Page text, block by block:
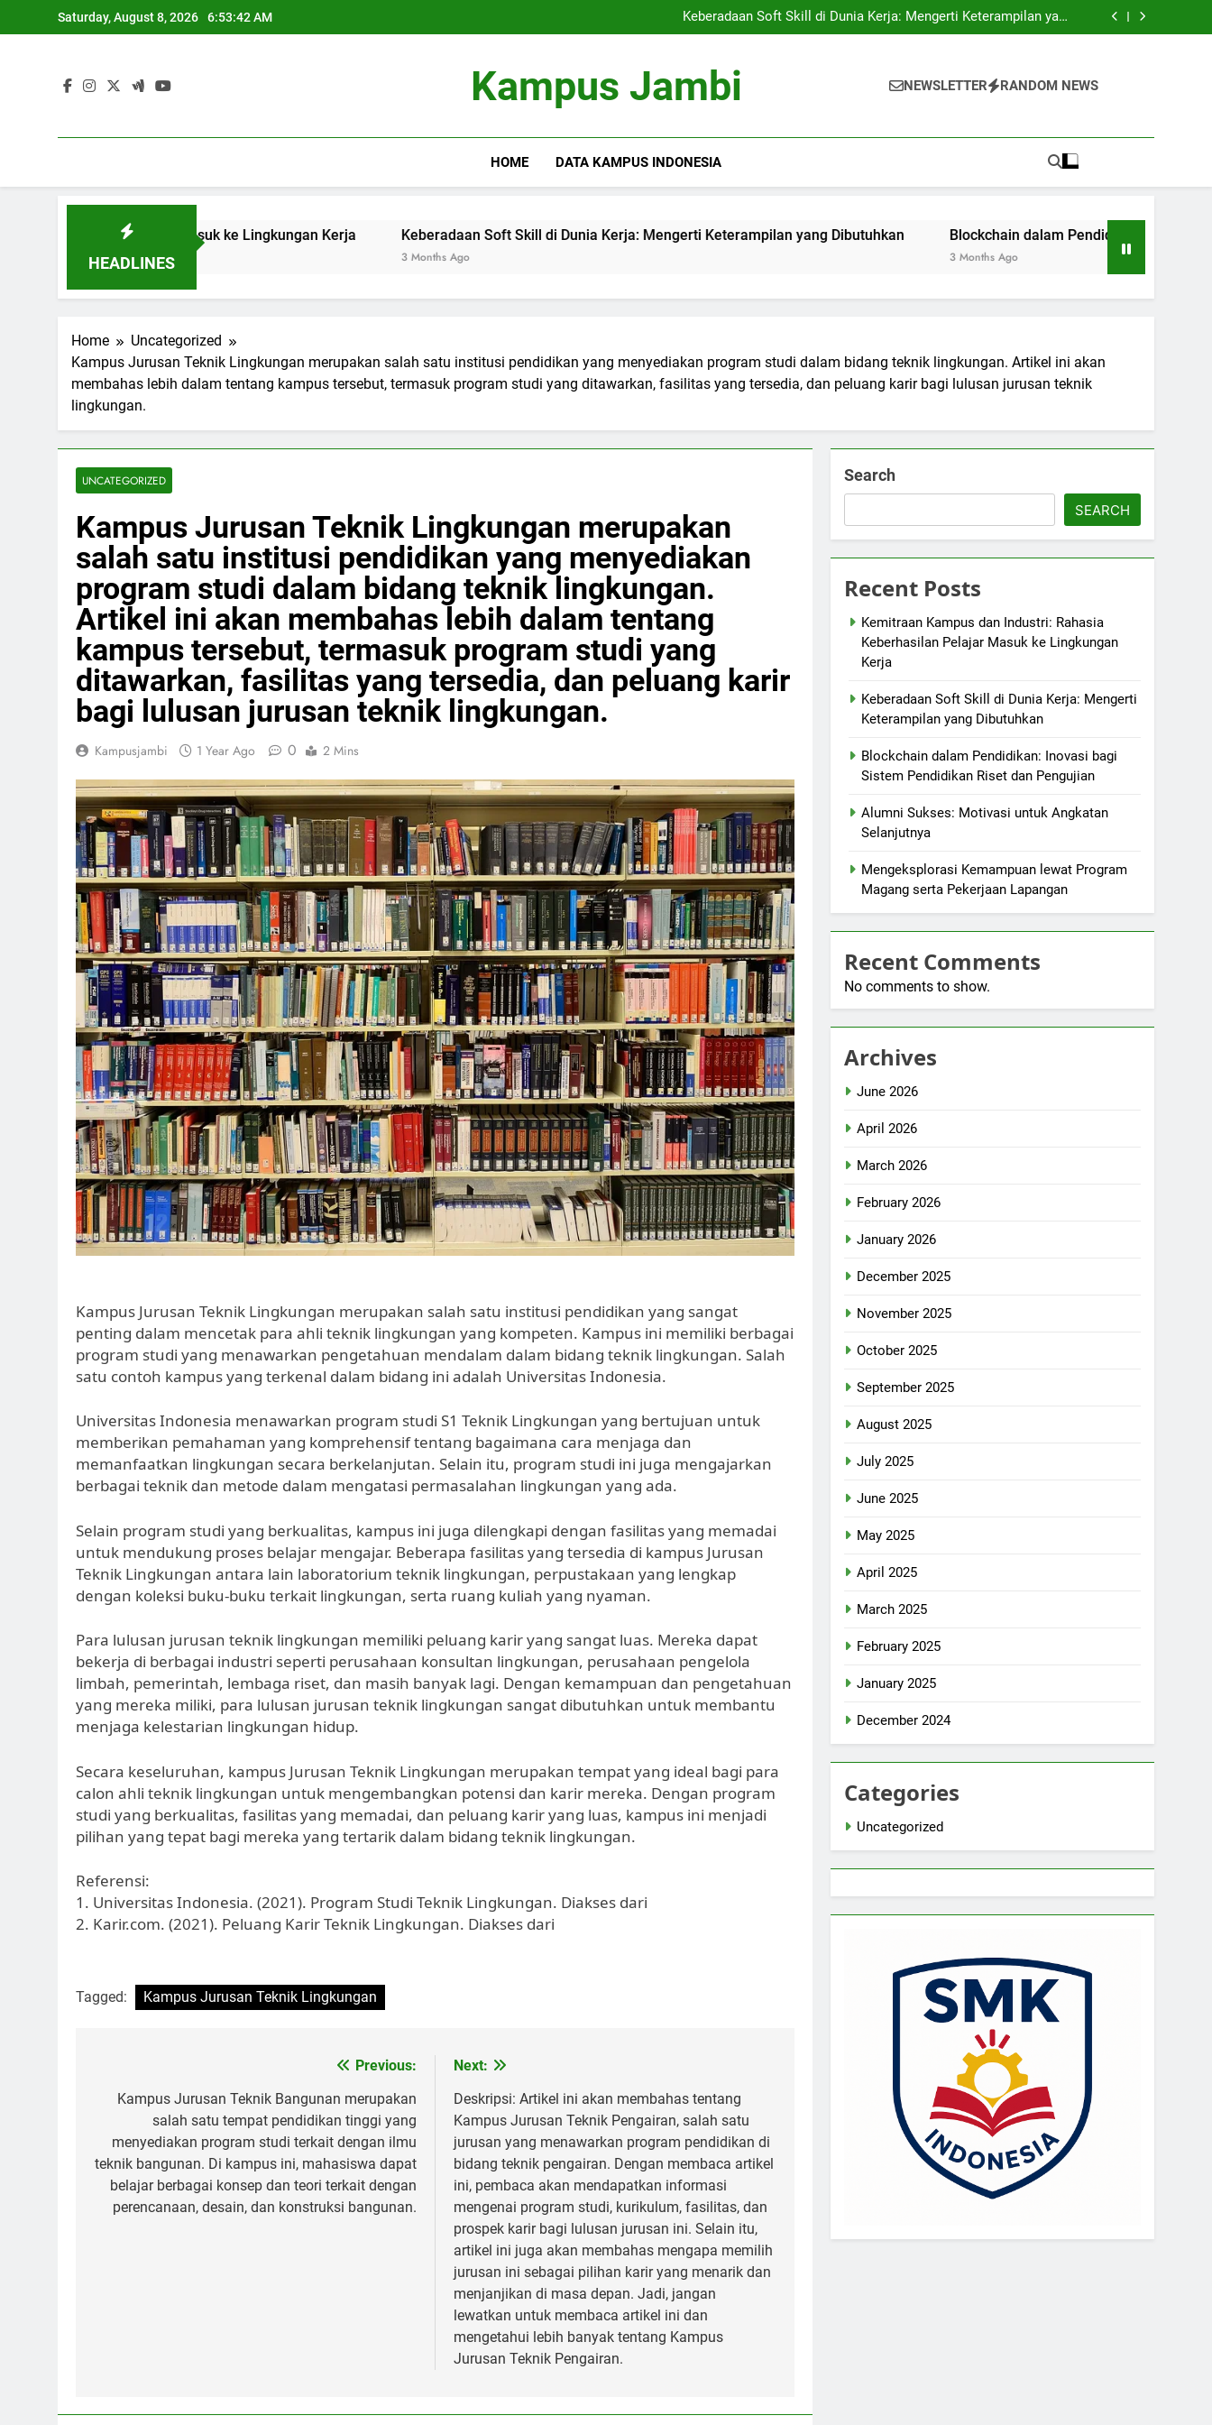
to
Saturday, August 8, 2026 6:53:43 AM
Lingkungan Kerja
Keberadaan Soft Skill di Dunia Kerja: Mengerti Keterampilan yang
Dibutuhkan
Blockchain dalam Pendidikan: Inovasi bagi Sistem Pendidikan Riset dan
Lingkungan Kerja
Keberadaan Soft Skill di Dunia Kerja: Mengerti Keterampilan yang
Blockchain dalam Pendidikan: Inovasi bagi Sistem Pendidikan Riset dan
Kampus Jambi NEWSLETTER RANDOM NEWS
HOME DATA KAMPUS INDONESIA
HEADLINES
Pelajar Masuk ke Lingkungan Kerja Keberadaan Soft Skill di Dunia Kerja: Mengerti Keterampilan yang Dibutuhkan Blockchain dalam Pendidikan: Inovasi bagi Sistem
Home
Uncategorized
Kampus Jurusan Teknik Lingkungan merupakan salah satu institusi pendidikan yang menyediakan program studi dalam bidang teknik lingkungan. Artikel ini akan
membahas lebih dalam tentang kampus tersebut, termasuk program studi yang ditawarkan, fasilitas yang tersedia, dan peluang karir bagi lulusan jurusan teknik
lingkungan.
UNCATEGORIZED
Kampus Jurusan Teknik Lingkungan merupakan
salah satu institusi pendidikan yang menyediakan
program studi dalam bidang teknik lingkungan.
Artikel ini akan membahas lebih dalam tentang
kampus tersebut, termasuk program studi yang
ditawarkan, fasilitas yang tersedia, dan peluang karir
bagi lulusan jurusan teknik lingkungan.
Kampusjambi 1 Year Ago 0 2 Mins
Kampus Jurusan Teknik Lingkungan merupakan salah satu institusi pendidikan yang sangat
penting dalam mencetak para ahli teknik lingkungan yang kompeten. Kampus ini memiliki berbagai
program studi yang menawarkan pengetahuan mendalam dalam bidang teknik lingkungan. Salah
satu contoh kampus yang terkenal dalam bidang ini adalah Universitas Indonesia.
Universitas Indonesia menawarkan program studi S1 Teknik Lingkungan yang bertujuan untuk
memberikan pemahaman yang komprehensif tentang bagaimana cara menjaga dan
memanfaatkan lingkungan secara berkelanjutan. Selain itu, program studi ini juga mengajarkan
berbagai teknik dan metode dalam mengatasi permasalahan lingkungan yang ada.
Selain program studi yang berkualitas, kampus ini juga dilengkapi dengan fasilitas yang memadai
untuk mendukung proses belajar mengajar. Beberapa fasilitas yang tersedia di kampus Jurusan
Teknik Lingkungan antara lain laboratorium teknik lingkungan, perpustakaan yang lengkap
dengan koleksi buku-buku terkait lingkungan, serta ruang kuliah yang nyaman.
Para lulusan jurusan teknik lingkungan memiliki peluang karir yang sangat luas. Mereka dapat
bekerja di berbagai industri seperti perusahaan konsultan lingkungan, perusahaan pengelola
limbah, pemerintah, lembaga riset, dan masih banyak lagi. Dengan kemampuan dan pengetahuan
yang mereka miliki, para lulusan jurusan teknik lingkungan sangat dibutuhkan untuk membantu
menjaga kelestarian lingkungan hidup.
Secara keseluruhan, kampus Jurusan Teknik Lingkungan merupakan tempat yang ideal bagi para
calon ahli teknik lingkungan untuk mengembangkan potensi dan karir mereka. Dengan program
studi yang berkualitas, fasilitas yang memadai, dan peluang karir yang luas, kampus ini menjadi
pilihan yang tepat bagi mereka yang tertarik dalam bidang teknik lingkungan.
Referensi:
1. Universitas Indonesia. (2021). Program Studi Teknik Lingkungan. Diakses dari
2. Karir.com. (2021). Peluang Karir Teknik Lingkungan. Diakses dari
Tagged: Kampus Jurusan Teknik Lingkungan
navigation
Previous:
Kampus Jurusan Teknik Bangunan merupakan
salah satu tempat pendidikan tinggi yang
menyediakan program studi terkait dengan ilmu
teknik bangunan. Di kampus ini, mahasiswa dapat
belajar berbagai konsep dan teori terkait dengan
perencanaan, desain, dan konstruksi bangunan.
Next:
Deskripsi: Artikel ini akan membahas tentang
Kampus Jurusan Teknik Pengairan, salah satu
jurusan yang menawarkan program pendidikan di
bidang teknik pengairan. Dengan membaca artikel
ini, pembaca akan mendapatkan informasi
mengenai program studi, kurikulum, fasilitas, dan
prospek karir bagi lulusan jurusan ini. Selain itu,
artikel ini juga akan membahas mengapa memilih
jurusan ini sebagai pilihan karir yang menarik dan
menjanjikan di masa depan. Jadi, jangan
lewatkan untuk membaca artikel ini dan
mengetahui lebih banyak tentang Kampus
Jurusan Teknik Pengairan.
Search
SEARCH
Recent Posts
Kemitraan Kampus dan Industri: Rahasia
Keberhasilan Pelajar Masuk ke Lingkungan
Kerja
Keberadaan Soft Skill di Dunia Kerja: Mengerti
Keterampilan yang Dibutuhkan
Blockchain dalam Pendidikan: Inovasi bagi
Sistem Pendidikan Riset dan Pengujian
Alumni Sukses: Motivasi untuk Angkatan
Selanjutnya
Mengeksplorasi Kemampuan lewat Program
Magang serta Pekerjaan Lapangan
Recent Comments
No comments to show.
Archives
June 2026
April 2026
March 2026
February 2026
January 2026
December 2025
November 2025
October 2025
September 2025
August 2025
July 2025
June 2025
May 2025
April 2025
March 2025
February 2025
January 2025
December 2024
Categories
Uncategorized